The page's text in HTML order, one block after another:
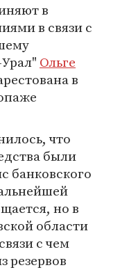
в
в связи с
Ольге
в
что
были
банковского
но в
области
с чем
резервов